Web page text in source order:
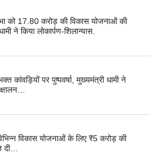
को 17.80 करोड़ की विकास योजनाओं की
ने किया लोकार्पण-शिलान्यास.
कांवड़ियों पर पुष्पवर्षा, मुख्यमंत्री धामी ने
विकास योजनाओं के लिए ₹5 करोड़ की
दी…